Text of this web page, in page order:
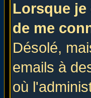
Lorsque
de me
Désolé,
emails à
où